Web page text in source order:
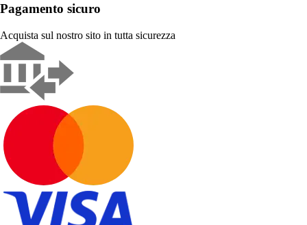
Pagamento sicuro
Acquista sul nostro sito in tutta sicurezza